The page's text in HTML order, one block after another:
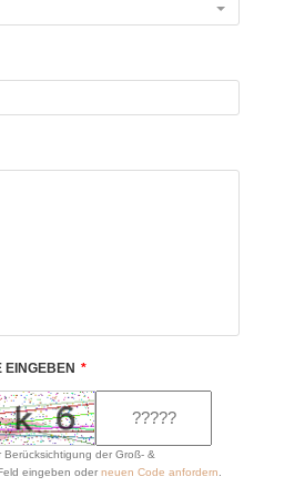
EINGEBEN *
der Groß- &
eingeben oder neuen Code anfordern